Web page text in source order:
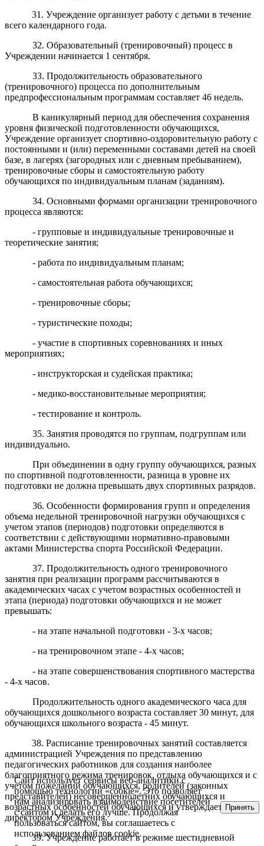
31. Учреждение организует работу с детьми в течение
всего календарного года.
32. Образовательный (тренировочный) процесс в
Учреждении начинается 1 сентября.
33. Продолжительность образовательного
(тренировочного) процесса по дополнительным
предпрофессиональным программам составляет 46 недель.
В каникулярный период для обеспечения сохранения
уровня физической подготовленности обучающихся,
Учреждение организует спортивно-оздоровительную работу с
постоянными и (или) переменными составами детей на своей
базе, в лагерях (загородных или с дневным пребыванием),
тренировочные сборы и самостоятельную работу
обучающихся по индивидуальным планам (заданиям).
34. Основными формами организации тренировочного
процесса являются:
- групповые и индивидуальные тренировочные и
теоретические занятия;
- работа по индивидуальным планам;
- самостоятельная работа обучающихся;
- тренировочные сборы;
- туристические походы;
- участие в спортивных соревнованиях и иных
мероприятиях;
- инструкторская и судейская практика;
- медико-восстановительные мероприятия;
- тестирование и контроль.
35. Занятия проводятся по группам, подгруппам или
индивидуально.
При объединении в одну группу обучающихся, разных
по спортивной подготовленности, разница в уровне их
подготовки не должна превышать двух спортивных разрядов.
36. Особенности формирования групп и определения
объема недельной тренировочной нагрузки обучающихся с
учетом этапов (периодов) подготовки определяются в
соответствии с действующими нормативно-правовыми
актами Министерства спорта Российской Федерации.
37. Продолжительность одного тренировочного
занятия при реализации программ рассчитываются в
академических часах с учетом возрастных особенностей и
этапа (периода) подготовки обучающихся и не может
превышать:
- на этапе начальной подготовки - 3-х часов;
- на тренировочном этапе - 4-х часов;
- на этапе совершенствования спортивного мастерства
- 4-х часов.
Продолжительность одного академического часа для
обучающихся дошкольного возраста составляет 30 минут, для
обучающихся школьного возраста - 45 минут.
38. Расписание тренировочных занятий составляется
администрацией Учреждения по представлению
педагогических работников для создания наиболее
благоприятного режима тренировок, отдыха обучающихся и с
учетом пожеланий обучающихся, родителей (законных
представителей) несовершеннолетних обучающихся и
возрастных особенностей обучающихся и утверждается
директором Учреждения.
39. Учреждение работает в режиме шестидневной
Сайт использует сервисы веб-аналитики с
помощью технологии «cookie». Это позволяет
нам анализировать взаимодействие посетителей
с сайтом и делать его лучше. Продолжая
пользоваться сайтом, вы соглашаетесь с
использованием файлов cookie.
Принять